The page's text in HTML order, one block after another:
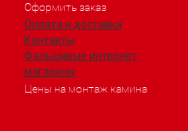
Оформить заказ
Оплата и доставка
Контакты
Фальшивые интернет
магазины
Цены на монтаж камина